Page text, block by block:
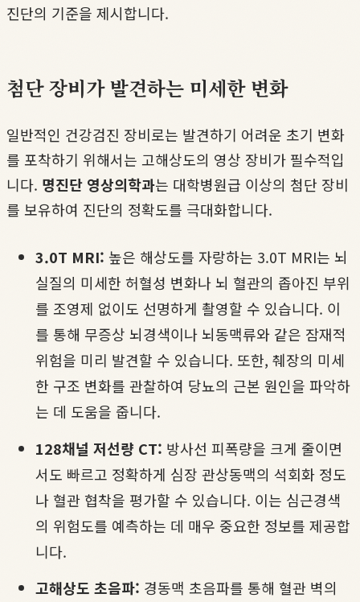
진단의 기준을 제시합니다.
첨단 장비가 발견하는 미세한 변화
일반적인 건강검진 장비로는 발견하기 어려운 초기 변화
를 포착하기 위해서는 고해상도의 영상 장비가 필수적입
니다. 명진단 영상의학과는 대학병원급 이상의 첨단 장비
를 보유하여 진단의 정확도를 극대화합니다.
3.0T MRI: 높은 해상도를 자랑하는 3.0T MRI는 뇌
실질의 미세한 허혈성 변화나 뇌 혈관의 좁아진 부위
를 조영제 없이도 선명하게 촬영할 수 있습니다. 이
를 통해 무증상 뇌경색이나 뇌동맥류와 같은 잠재적
위험을 미리 발견할 수 있습니다. 또한, 췌장의 미세
한 구조 변화를 관찰하여 당뇨의 근본 원인을 파악하
는 데 도움을 줍니다.
128채널 저선량 CT: 방사선 피폭량을 크게 줄이면
서도 빠르고 정확하게 심장 관상동맥의 석회화 정도
나 혈관 협착을 평가할 수 있습니다. 이는 심근경색
의 위험도를 예측하는 데 매우 중요한 정보를 제공합
니다.
고해상도 초음파: 경동맥 초음파를 통해 혈관 벽의